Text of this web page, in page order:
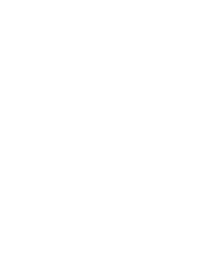
in
kastelen en